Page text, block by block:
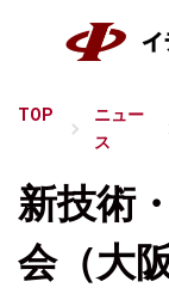
TOP
ニュー
ス
新技術
会（大